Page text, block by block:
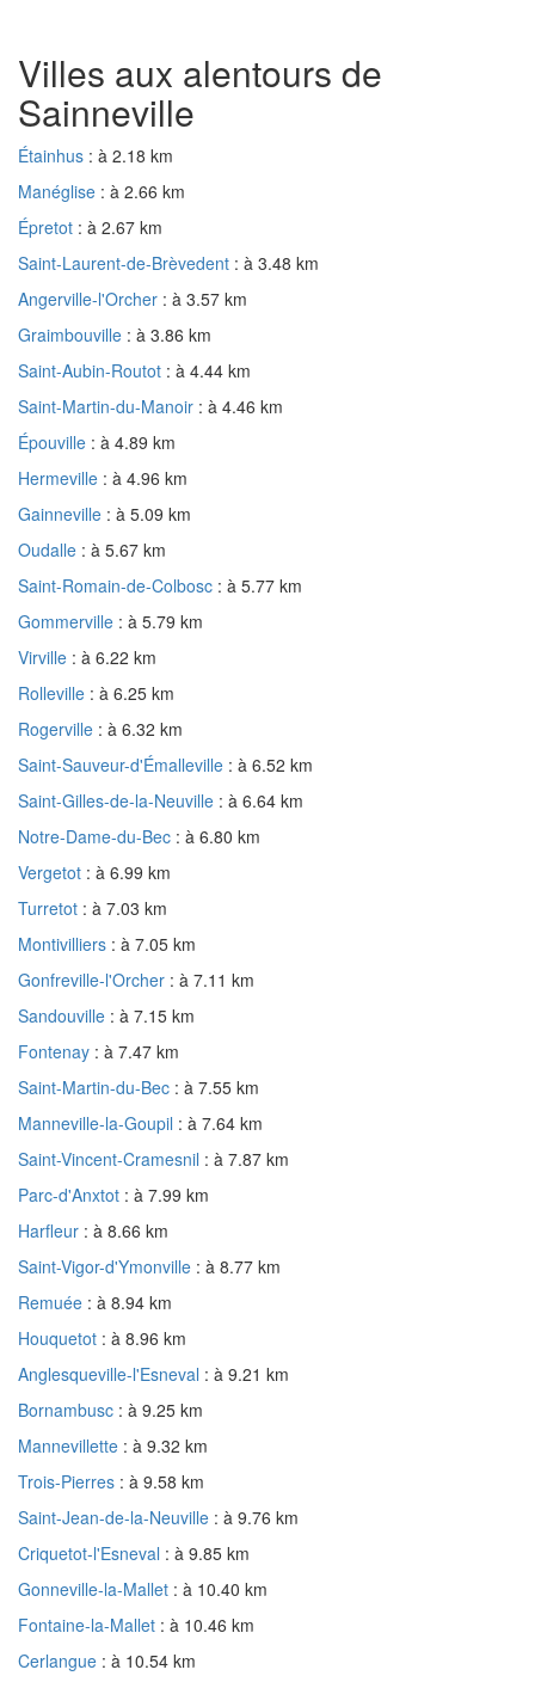
Villes aux alentours de
Sainneville
Étainhus : à 2.18 km
Manéglise : à 2.66 km
Épretot : à 2.67 km
Saint-Laurent-de-Brèvedent : à 3.48 km
Angerville-l'Orcher : à 3.57 km
Graimbouville : à 3.86 km
Saint-Aubin-Routot : à 4.44 km
Saint-Martin-du-Manoir : à 4.46 km
Épouville : à 4.89 km
Hermeville : à 4.96 km
Gainneville : à 5.09 km
Oudalle : à 5.67 km
Saint-Romain-de-Colbosc : à 5.77 km
Gommerville : à 5.79 km
Virville : à 6.22 km
Rolleville : à 6.25 km
Rogerville : à 6.32 km
Saint-Sauveur-d'Émalleville : à 6.52 km
Saint-Gilles-de-la-Neuville : à 6.64 km
Notre-Dame-du-Bec : à 6.80 km
Vergetot : à 6.99 km
Turretot : à 7.03 km
Montivilliers : à 7.05 km
Gonfreville-l'Orcher : à 7.11 km
Sandouville : à 7.15 km
Fontenay : à 7.47 km
Saint-Martin-du-Bec : à 7.55 km
Manneville-la-Goupil : à 7.64 km
Saint-Vincent-Cramesnil : à 7.87 km
Parc-d'Anxtot : à 7.99 km
Harfleur : à 8.66 km
Saint-Vigor-d'Ymonville : à 8.77 km
Remuée : à 8.94 km
Houquetot : à 8.96 km
Anglesqueville-l'Esneval : à 9.21 km
Bornambusc : à 9.25 km
Mannevillette : à 9.32 km
Trois-Pierres : à 9.58 km
Saint-Jean-de-la-Neuville : à 9.76 km
Criquetot-l'Esneval : à 9.85 km
Gonneville-la-Mallet : à 10.40 km
Fontaine-la-Mallet : à 10.46 km
Cerlangue : à 10.54 km